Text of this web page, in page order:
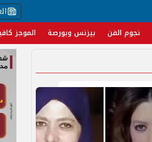
نجوم الفن بيزنس وبورصة الموجز